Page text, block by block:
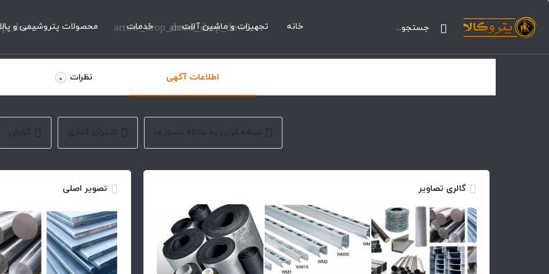
خانه تجهیزات و ماشین آلات
arrow_drop_down خدمات
arrow_drop_down محصولات پتروشیمی و
اطلاعات آگهی نظرات 0
اضافه کردن به علاقه مندی ها اشتراک گذاری گزارش
گالری تصاویر تصویر اصلی